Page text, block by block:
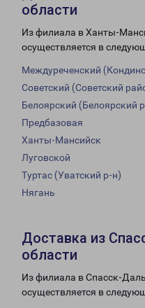
области
Из филиала в Ханты-
осуществляется в
Междуреченский
Советский (Советский
Белоярский (Белоярский
Предбазовая
Ханты-Мансийск
Луговской
Туртас (Уватский р-н)
Нягань
Доставка из
области
Из филиала в Спасск-
осуществляется в